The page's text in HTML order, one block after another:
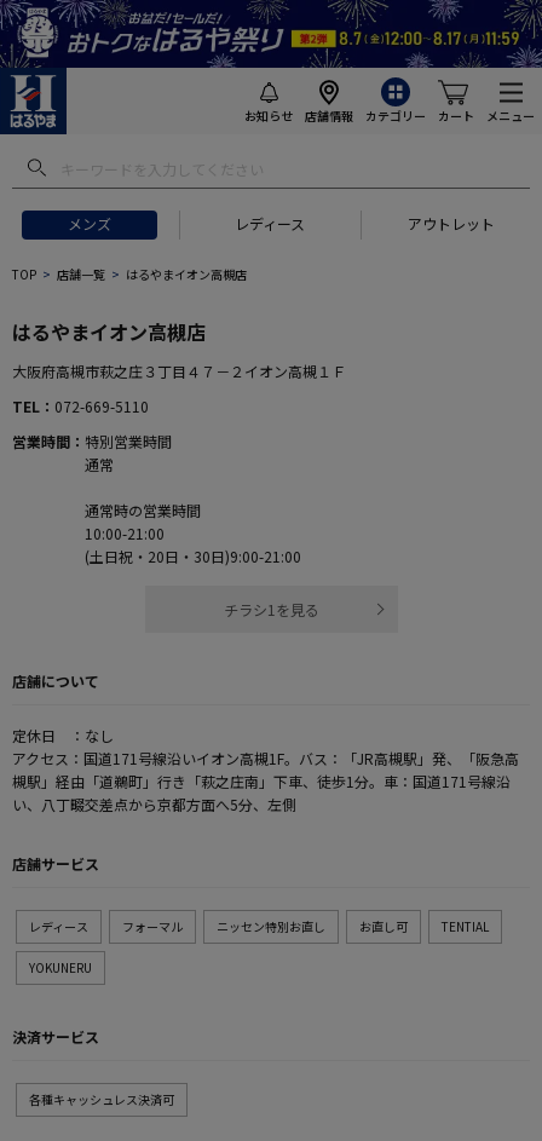
お知らせ 店舗情報 カテゴリー カート メニュー
メンズ レディース アウトレット
TOP 店舗一覧 はるやまイオン高槻店
はるやまイオン高槻店
大阪府高槻市萩之庄３丁目４７－２イオン高槻１Ｆ
TEL
072-669-5110
営業時間
特別営業時間
通常
通常時の営業時間
10:00-21:00
(土日祝・20日・30日)9:00-21:00
チラシ1を見る
店舗について
定休日 ：なし
アクセス：国道171号線沿いイオン高槻1F。バス：「JR高槻駅」発、「阪急高
槻駅」経由「道鵜町」行き「萩之庄南」下車、徒歩1分。車：国道171号線沿
い、八丁畷交差点から京都方面へ5分、左側
店舗サービス
レディース フォーマル ニッセン特別お直し お直し可 TENTIAL
YOKUNERU
決済サービス
各種キャッシュレス決済可